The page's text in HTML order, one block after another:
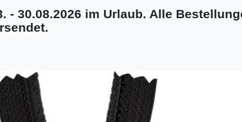
- 30.08.2026 im Urlaub. Alle